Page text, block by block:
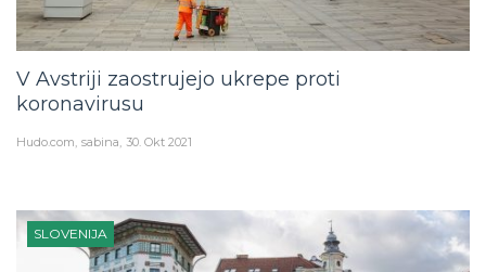
V Avstriji zaostrujejo ukrepe proti
koronavirusu
Hudo.com sabina 30. Okt 2021
SLOVENIJA